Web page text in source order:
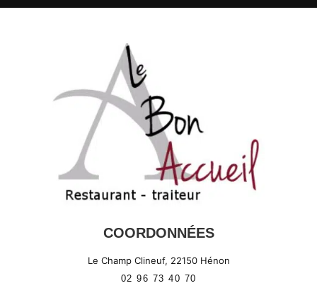
COORDONNÉES
Le Champ Clineuf, 22150 Hénon
02 96 73 40 70